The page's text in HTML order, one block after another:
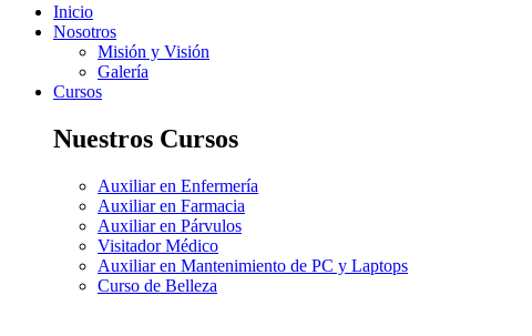
Inicio
Nosotros
Misión y Visión
Galería
Cursos
Nuestros Cursos
Auxiliar en Enfermería
Auxiliar en Farmacia
Auxiliar en Párvulos
Visitador Médico
Auxiliar en Mantenimiento de PC y Laptops
Curso de Belleza